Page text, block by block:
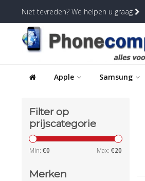
Niet tevreden? We helpen u graag
Apple Samsung
Filter op
prijscategorie
Min: €0 Max: €20
Merken